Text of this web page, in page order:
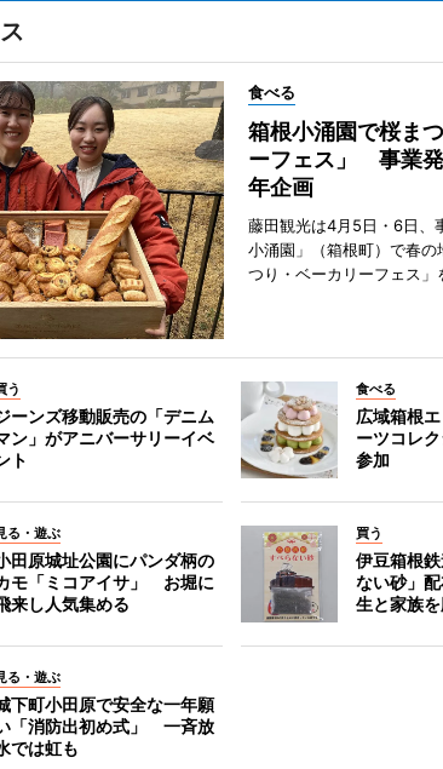
食べる
箱根小涌園で桜ま
ーフェス」 事業
年企画
藤田観光は4月5日・6日、
小涌園」（箱根町）で春の
つり・ベーカリーフェス」
う
ーンズ移動販売の「デニム
ン」がアニバーサリーイベ
ト
食べる
広域箱根
ーツコレ
参加
る・遊ぶ
田原城址公園にパンダ柄の
モ「ミコアイサ」 お堀に
来し人気集める
買う
伊豆箱根
ない砂」
生と家族
る・遊ぶ
下町小田原で安全な一年願
「消防出初め式」 一斉放
では虹も